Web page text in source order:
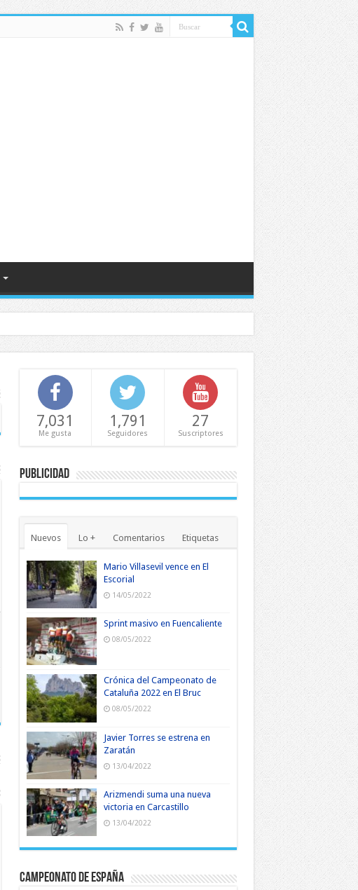
7,031
Me gusta
1,791
Seguidores
27
Suscriptores
Publicidad
Nuevos Lo + Comentarios Etiquetas
Mario Villasevil vence en El
Escorial
14/05/2022
Sprint masivo en Fuencaliente
08/05/2022
Crónica del Campeonato de
Cataluña 2022 en El Bruc
08/05/2022
Javier Torres se estrena en
Zaratán
13/04/2022
Arizmendi suma una nueva
victoria en Carcastillo
13/04/2022
Campeonato de España